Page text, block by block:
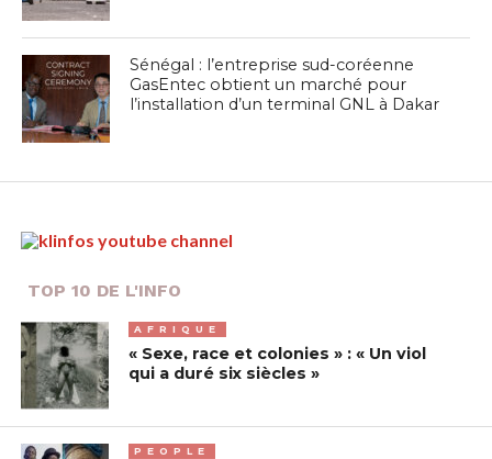
Sénégal : l’entreprise sud-coréenne
GasEntec obtient un marché pour
l’installation d’un terminal GNL à Dakar
TOP 10 DE L'INFO
AFRIQUE
« Sexe, race et colonies » : « Un viol
qui a duré six siècles »
PEOPLE